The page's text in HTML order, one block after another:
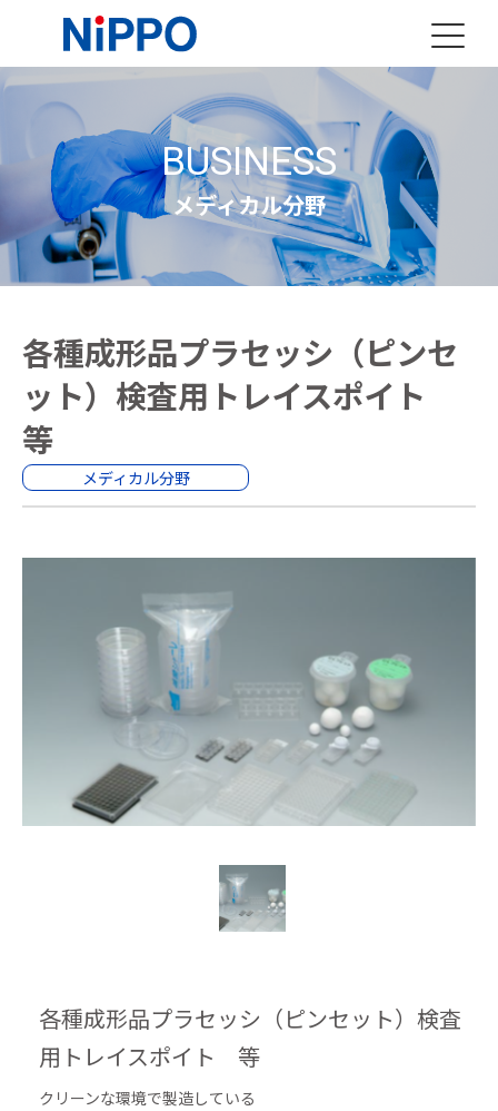
BUSINESS
メディカル分野
各種成形品プラセッシ（ピンセ
ット）検査用トレイスポイト
等
メディカル分野
各種成形品プラセッシ（ピンセット）検査
用トレイスポイト 等
クリーンな環境で製造している